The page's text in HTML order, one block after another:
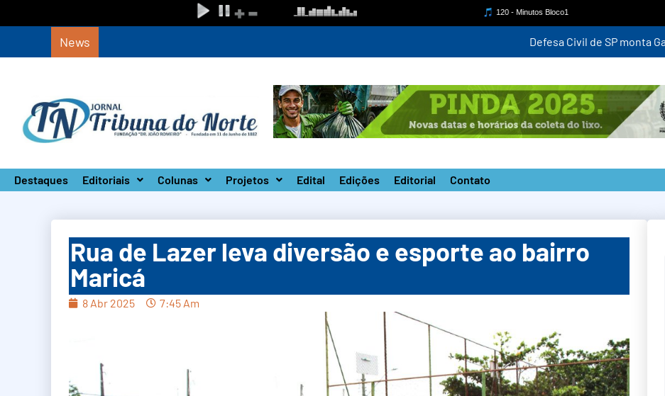
News Defesa Civil de SP monta Gabinete de Crise para monitorar ventania de até 100 km/h a partir desta quinta-feira (6)
Destaques Editoriais Colunas Projetos Edital Edições Editorial Contato
Rua de Lazer leva diversão e esporte ao bairro
Maricá
8 Abr 2025 7:45 Am